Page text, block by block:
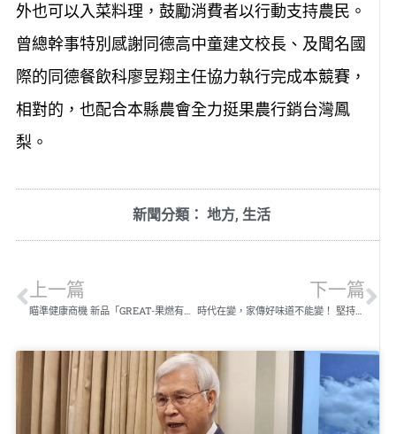
外也可以入菜料理，鼓勵消費者以行動支持農民。
曾總幹事特別感謝同德高中童建文校長、及聞名國
際的同德餐飲科廖昱翔主任協力執行完成本競賽，
相對的，也配合本縣農會全力挺果農行銷台灣鳳
梨。
新聞分類： 地方, 生活
上一篇
瞄準健康商機 新品「GREAT-果燃有感」BOCHiNG銷售亮眼
下一篇
時代在變，家傳好味道不能變！ 堅持國產羊肉，就是因為無可取代的好品質